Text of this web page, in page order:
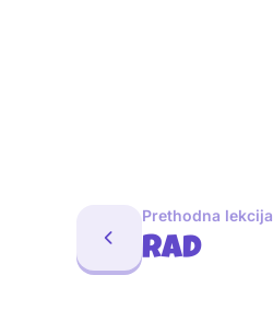
Prethodna lekcija
Rad